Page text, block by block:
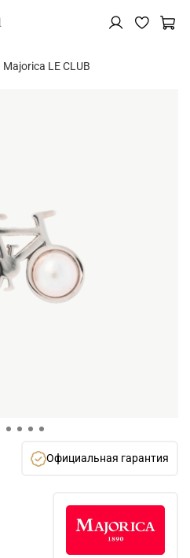
Majorica LE CLUB
Официальная гарантия